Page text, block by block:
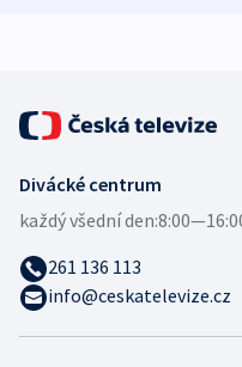
Divácké centrum
každý všední den:
261 136 113
info@ceskatelevize.cz